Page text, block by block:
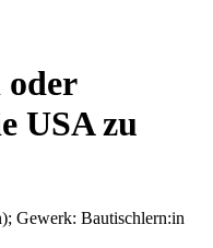
USA zu
Gewerk: Bautischlern:in